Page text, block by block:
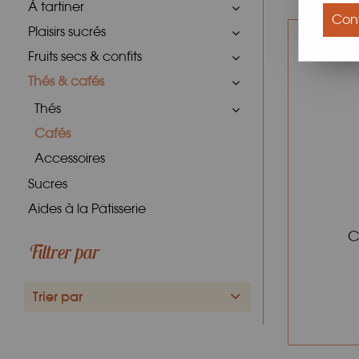
À tartiner
Plaisirs sucrés
Fruits secs & confits
Thés & cafés
Thés
Cafés
Accessoires
Sucres
Aides à la Pâtisserie
Filtrer par
Trier par